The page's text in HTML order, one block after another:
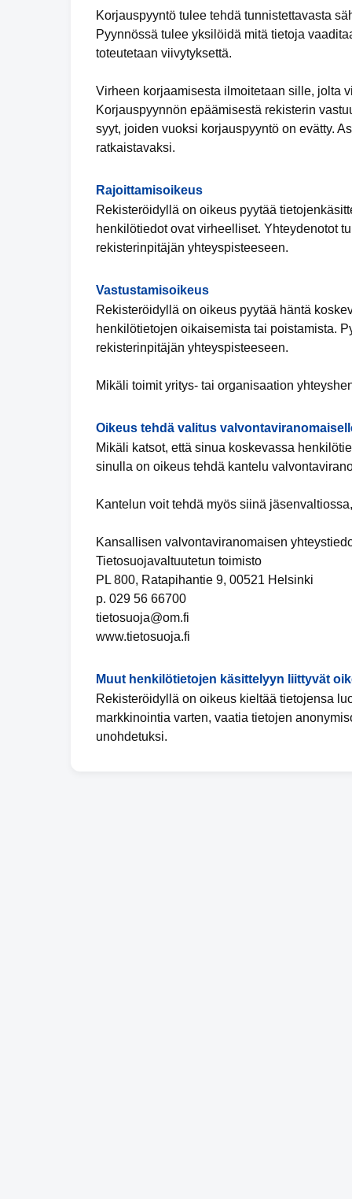
Korjauspyyntö tulee tehdä tunnistettavasta
Pyynnössä tulee yksilöidä mitä tietoja
toteutetaan viivytyksettä.
Virheen korjaamisesta ilmoitetaan sille, jolta
Korjauspyynnön epäämisestä rekisterin
syyt, joiden vuoksi korjauspyyntö on evätty.
ratkaistavaksi.
Rajoittamisoikeus
Rekisteröidyllä on oikeus pyytää
henkilötiedot ovat virheelliset. Yhteydenotot
rekisterinpitäjän yhteyspisteeseen.
Vastustamisoikeus
Rekisteröidyllä on oikeus pyytää häntä
henkilötietojen oikaisemista tai poistamista.
rekisterinpitäjän yhteyspisteeseen.
Mikäli toimit yritys- tai organisaation
Oikeus tehdä valitus
Mikäli katsot, että sinua koskevassa
sinulla on oikeus tehdä kantelu
Kantelun voit tehdä myös siinä
Kansallisen valvontaviranomaisen
Tietosuojavaltuutetun toimisto
PL 800, Ratapihantie 9, 00521 Helsinki
p. 029 56 66700
tietosuoja@om.fi
www.tietosuoja.fi
Muut henkilötietojen käsittelyyn liittyvät
Rekisteröidyllä on oikeus kieltää tietojensa
markkinointia varten, vaatia tietojen
unohdetuksi.